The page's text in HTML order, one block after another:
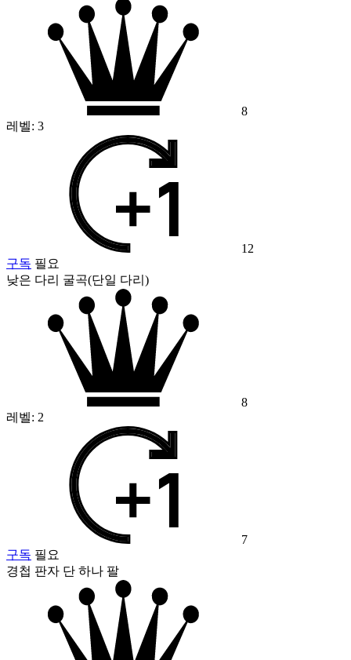
8
레벨: 3
12
구독 필요
낮은 다리 굴곡(단일 다리)
8
레벨: 2
7
구독 필요
경첩 판자 단 하나 팔